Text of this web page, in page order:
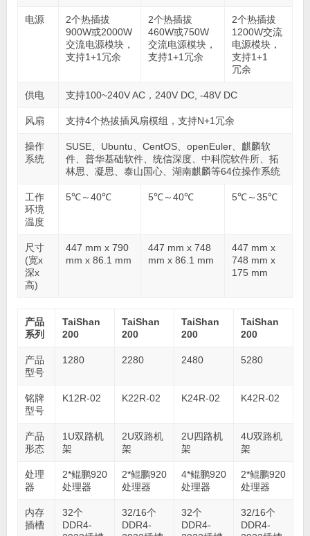
电源
2个热插拔
900W或2000W
交流电源模块，
支持1+1冗余
2个热插拔
460W或750W
交流电源模块，
支持1+1冗余
2个热插拔
1200W交流
电源模块，
支持1+1
冗余
供电 支持100~240V AC，240V DC, -48V DC
风扇 支持4个热拔插风扇模组，支持N+1冗余
操作
系统
SUSE、Ubuntu、CentOS、openEuler、麒麟软
件、普华基础软件、统信深度、中科院软件所、拓
林思、凝思、泰山国心、湖南麒麟等64位操作系统
工作
环境
温度
5℃～40℃ 5℃～40℃ 5℃～35℃
尺寸
(宽x
深x
高)
447 mm x 790
mm x 86.1 mm
447 mm x 748
mm x 86.1 mm
447 mm x
748 mm x
175 mm
产品
系列
TaiShan
200
TaiShan
200
TaiShan
200
TaiShan
200
产品
型号
1280 2280 2480 5280
铭牌
型号
K12R-02 K22R-02 K24R-02 K42R-02
产品
形态
1U双路机
架
2U双路机
架
2U四路机
架
4U双路机
架
处理
器
2*鲲鹏920
处理器
2*鲲鹏920
处理器
4*鲲鹏920
处理器
2*鲲鹏920
处理器
内存
插槽
32个
DDR4-
32/16个
DDR4-
32个
DDR4-
32/16个
DDR4-